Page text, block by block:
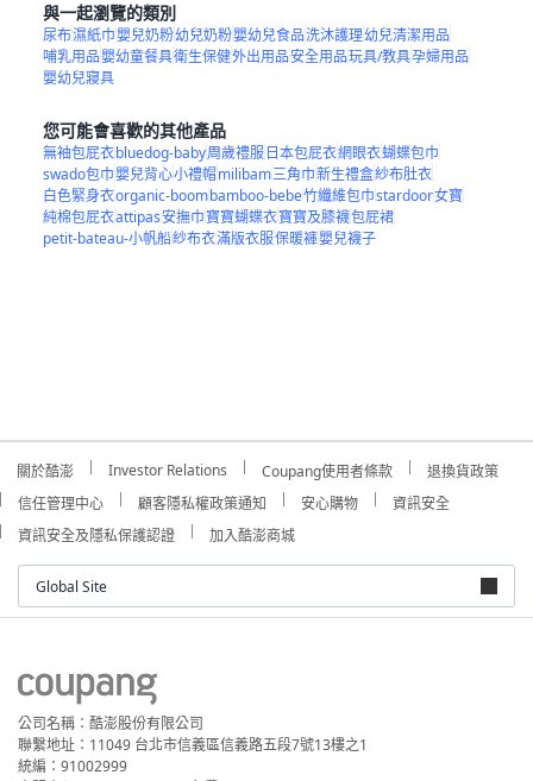
與一起瀏覽的類別
尿布濕紙巾嬰兒奶粉幼兒奶粉嬰幼兒食品洗沐護理幼兒清潔用品
哺乳用品嬰幼童餐具衛生保健外出用品安全用品玩具/教具孕婦用品
嬰幼兒寢具
您可能會喜歡的其他產品
無袖包屁衣bluedog-baby周歲禮服日本包屁衣網眼衣蝴蝶包巾
swado包巾嬰兒背心小禮帽milibam三角巾新生禮盒紗布肚衣
白色緊身衣organic-boombamboo-bebe竹纖維包巾stardoor女寶
純棉包屁衣attipas安撫巾寶寶蝴蝶衣寶寶及膝襪包屁裙
petit-bateau-小帆船紗布衣滿版衣服保暖褲嬰兒襪子
關於酷澎 Investor Relations Coupang使用者條款
退換貨政策
信任管理中心
顧客隱私權政策通知 安心購物
資訊安全
資訊安全及隱私保護認證
加入酷澎商城
Global Site
公司名稱：酷澎股份有限公司
聯繫地址：11049 台北市信義區信義路五段7號13樓之1
統編：91002999